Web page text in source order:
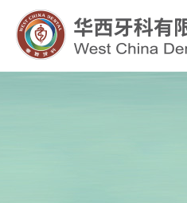
四川牙谷建设管理有限公司